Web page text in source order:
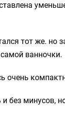
тот же.
ванночки.
очень
без минусов,